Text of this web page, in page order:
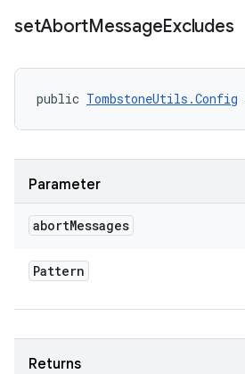
setAbortMessageExcludes
public TombstoneUtils.Config
Parameter
abortMessages
Pattern
Returns